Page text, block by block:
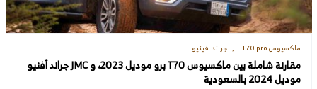
ماكسيوس T70 pro جراند افينيو
مقارنة شاملة بين ماكسيوس T70 برو موديل 2023، و JMC جراند أفنيو
موديل 2024 بالسعودية